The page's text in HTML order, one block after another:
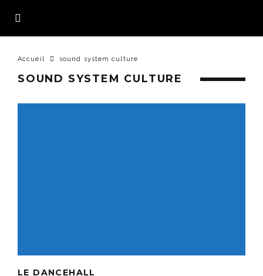
Accueil sound system culture
SOUND SYSTEM CULTURE
LE DANCEHALL